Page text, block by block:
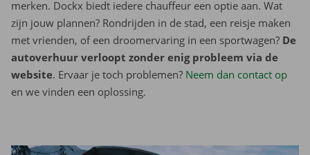
merken. Dockx biedt iedere chauffeur een optie aan. Wat
zijn jouw plannen? Rondrijden in de stad, een reisje maken
met vrienden, of een droomervaring in een sportwagen? De
autoverhuur verloopt zonder enig probleem via de
website. Ervaar je toch problemen? Neem dan contact op
en we vinden een oplossing.